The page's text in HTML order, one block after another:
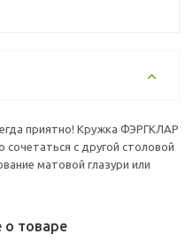
приятно! Кружка ФЭРГКЛАР
сочетаться с другой столовой
матовой глазури или
товаре